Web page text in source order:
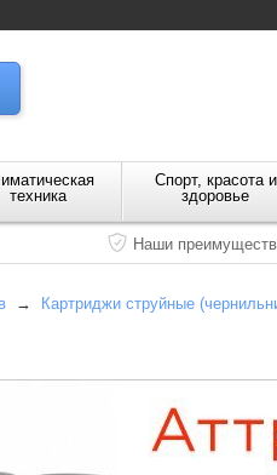
техника
Спорт, красота и
здоровье
Наши
→ Картриджи струйные